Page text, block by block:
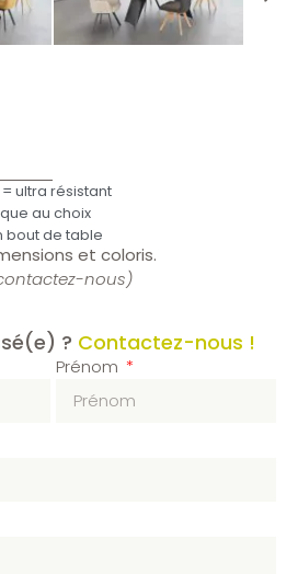
ultra résistant
au choix
bout de table
et coloris.
nous)
? Contactez-nous !
Prénom